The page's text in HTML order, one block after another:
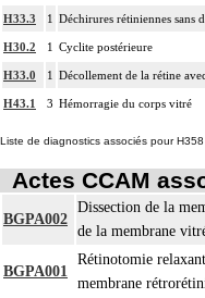
H33.3 1 Déchirures rétiniennes sans
H30.2 1 Cyclite postérieure
H33.0 1 Décollement de la rétine
H43.1 3 Hémorragie du corps vitré
Liste de diagnostics associés pour
Actes CCAM
BGPA002
Dissection de la
de la membrane
BGPA001
Rétinotomie
membrane